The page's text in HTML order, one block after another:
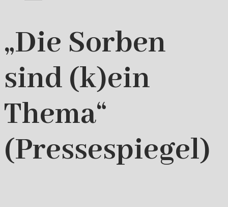
„Die Sorben
sind (k)ein
Thema“
(Pressespiegel)